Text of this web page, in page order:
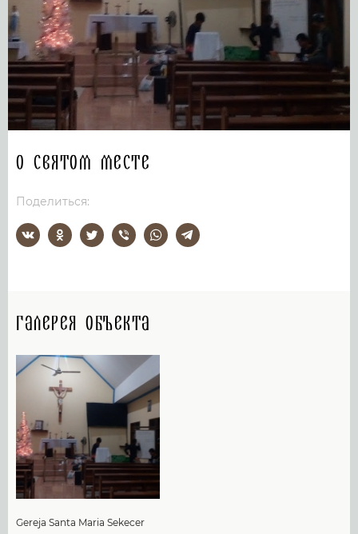
О святом месте
Поделиться:
Галерея объекта
Gereja Santa Maria Sekecer